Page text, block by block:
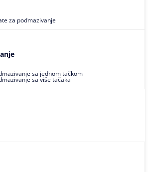
za podmazivanje
sa jednom tačkom
sa više tačaka